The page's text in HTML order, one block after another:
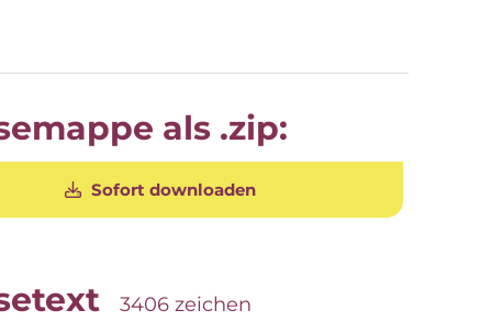
als .zip:
Sofort downloaden
3406 zeichen